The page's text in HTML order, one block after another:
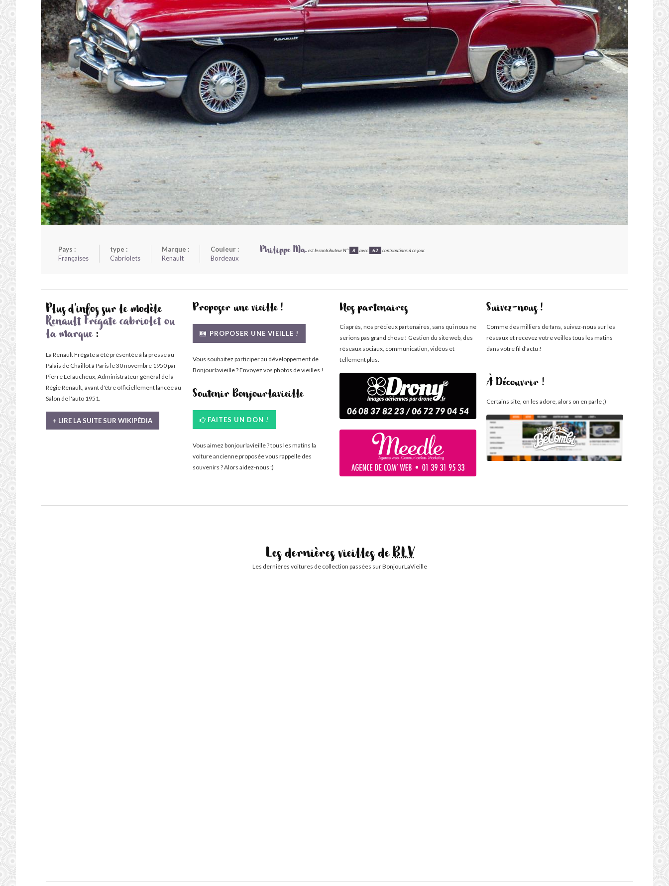
Pays :
Françaises
type :
Cabriolets
Marque :
Renault
Couleur :
Bordeaux
Philippe Ma. est le contributeur N° 8 avec 62 contributions à ce jour.
Plus d'infos sur le modèle
Renault Frégate cabriolet ou
la marque:
La Renault Frégate a été présentée à la presse au
Palais de Chaillot à Paris le 30 novembre 1950 par
Pierre Lefaucheux, Administrateur général de la
Régie Renault, avant d'être officiellement lancée au
Salon de l'auto 1951.
+ LIRE LA SUITE SUR WIKIPÉDIA
Proposer une vieille !
PROPOSER UNE VIEILLE !
Vous souhaitez participer au développement de
Bonjourlavieille ? Envoyez vos photos de vieilles !
Soutenir Bonjourlavieille
FAITES UN DON !
Vous aimez bonjourlavieille ? tous les matins la
voiture ancienne proposée vous rappelle des
souvenirs ? Alors aidez-nous ;)
Nos partenaires
Ci après, nos précieux partenaires, sans qui nous ne
serions pas grand chose ! Gestion du site web, des
réseaux sociaux, communication, vidéos et
tellement plus.
Suivez-nous !
Comme des milliers de fans, suivez-nous sur les
réseaux et recevez votre veilles tous les matins
dans votre fil d'actu !
À Découvrir !
Certains site, on les adore, alors on en parle ;)
Les dernières vieilles deBLV
Les dernières voitures de collection passées sur BonjourLaVieille